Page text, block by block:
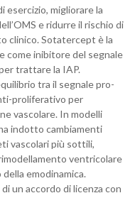
esercizio, migliorare la
e ridurre il rischio di
clinico. Sotatercept è la
come inibitore del segnale
trattare la IAP.
tra il segnale pro-
proliferativo per
vascolare. In modelli
indotto cambiamenti
vascolari più sottili,
ventricolare
emodinamica.
un accordo di licenza con